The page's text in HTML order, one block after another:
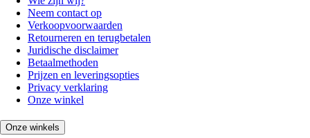
Neem contact op
Verkoopvoorwaarden
Retourneren en terugbetalen
Juridische disclaimer
Betaalmethoden
Prijzen en leveringsopties
Privacy verklaring
Onze winkel
Onze winkels